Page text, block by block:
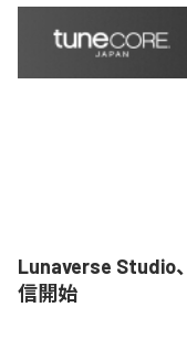
Lunaverse Studio
信開始